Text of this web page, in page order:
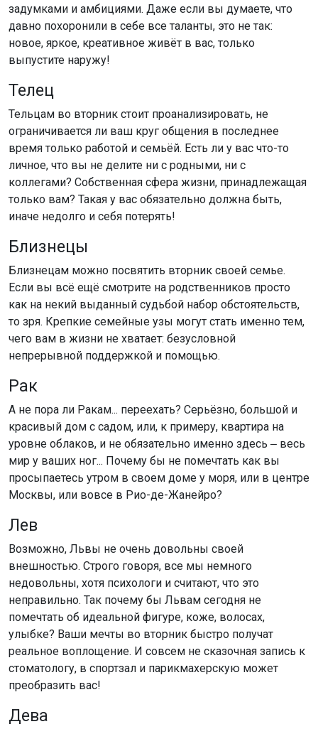
задумками и амбициями. Даже если вы думаете, что
давно похоронили в себе все таланты, это не так:
новое, яркое, креативное живёт в вас, только
выпустите наружу!
Телец
Тельцам во вторник стоит проанализировать, не
ограничивается ли ваш круг общения в последнее
время только работой и семьёй. Есть ли у вас что-то
личное, что вы не делите ни с родными, ни с
коллегами? Собственная сфера жизни, принадлежащая
только вам? Такая у вас обязательно должна быть,
иначе недолго и себя потерять!
Близнецы
Близнецам можно посвятить вторник своей семье.
Если вы всё ещё смотрите на родственников просто
как на некий выданный судьбой набор обстоятельств,
то зря. Крепкие семейные узы могут стать именно тем,
чего вам в жизни не хватает: безусловной
непрерывной поддержкой и помощью.
Рак
А не пора ли Ракам... переехать? Серьёзно, большой и
красивый дом с садом, или, к примеру, квартира на
уровне облаков, и не обязательно именно здесь ‒ весь
мир у ваших ног... Почему бы не помечтать как вы
просыпаетесь утром в своем доме у моря, или в центре
Москвы, или вовсе в Рио-де-Жанейро?
Лев
Возможно, Львы не очень довольны своей
внешностью. Строго говоря, все мы немного
недовольны, хотя психологи и считают, что это
неправильно. Так почему бы Львам сегодня не
помечтать об идеальной фигуре, коже, волосах,
улыбке? Ваши мечты во вторник быстро получат
реальное воплощение. И совсем не сказочная запись к
стоматологу, в спортзал и парикмахерскую может
преобразить вас!
Дева